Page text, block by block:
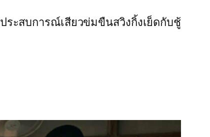
ประสบการณ์เสียวข่มขืนสวิงกิ้งเย็ดกับชู้